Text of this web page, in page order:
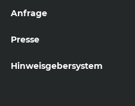
Anfrage
Presse
Hinweisgebersystem